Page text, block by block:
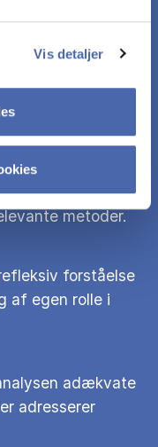
Vis detaljer
fra pensum på
300 siders
med
metoder.
forståelse
af egen rolle i
adækvate
adresserer